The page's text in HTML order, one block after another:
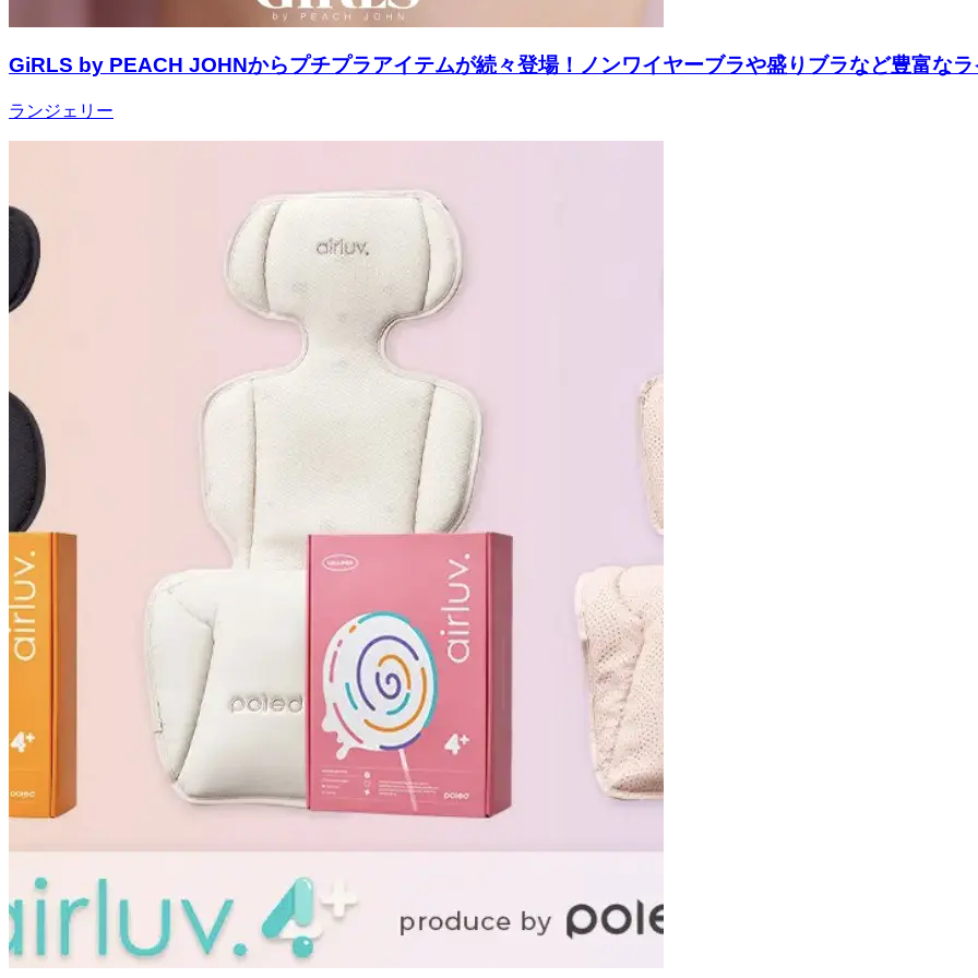
GiRLS by PEACH JOHNからプチプラアイテムが続々登場！ノンワイヤーブラや盛りブラなど豊富なラ
ランジェリー